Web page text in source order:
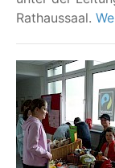
Rathaussaal.